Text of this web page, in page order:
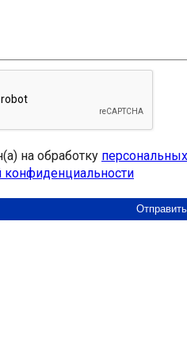
на обработку
конфиденциальности